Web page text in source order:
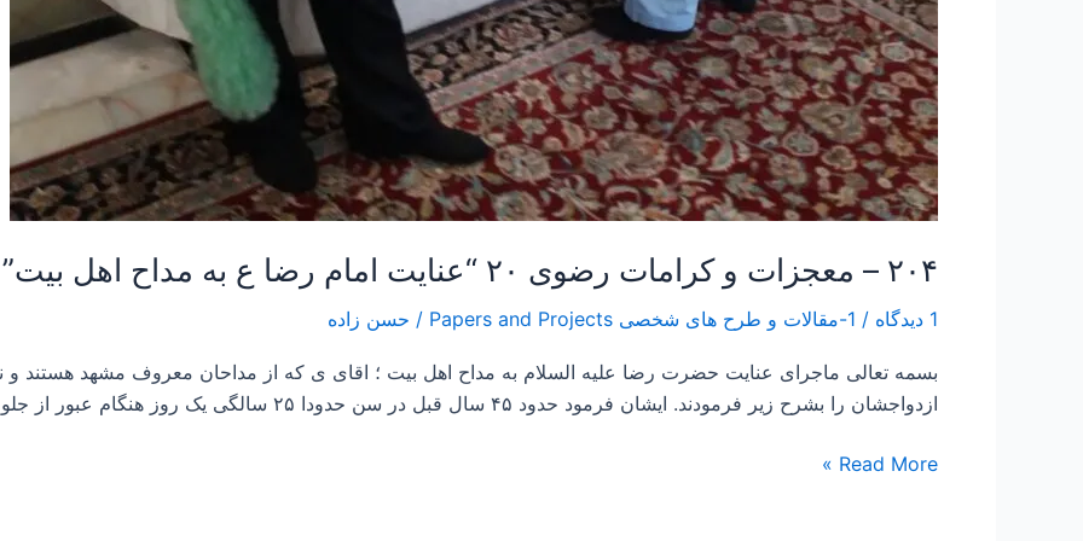
۲۰۴ – معجزات و کرامات رضوی ۲۰ “عنایت امام رضا ع به مداح اهل بیت”
1 دیدگاه / 1-مقالات و طرح های شخصی Papers and Projects / حسن زاده
بسمه تعالی ماجرای عنایت حضرت رضا علیه السلام به مداح اهل بیت ؛ اقای ی که از مداحان معروف مشهد هستند
ازدواجشان را بشرح زیر فرمودند. ایشان فرمود حدود ۴۵ سال قبل در سن حدودا ۲۵ سالگی یک روز هنگام عبور از جلوی پنجره فولاد صحن انقلاب ناگهان […]
Read More »